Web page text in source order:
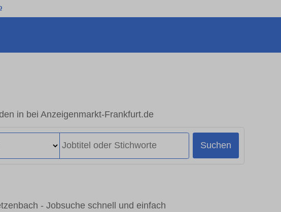
in bei Anzeigenmarkt-Frankfurt.de
Suchen
- Jobsuche schnell und einfach